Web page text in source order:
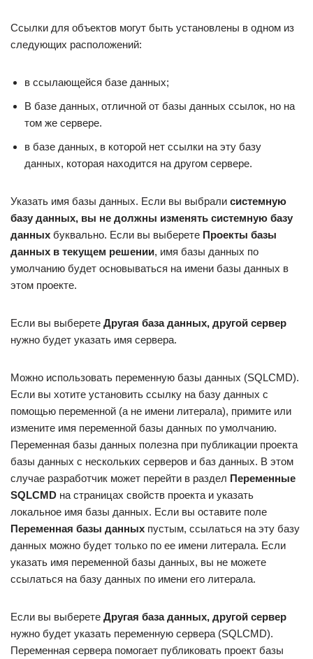
Ссылки для объектов могут быть установлены в одном из
следующих расположений:
в ссылающейся базе данных;
В базе данных, отличной от базы данных ссылок, но на
том же сервере.
в базе данных, в которой нет ссылки на эту базу
данных, которая находится на другом сервере.
Указать имя базы данных. Если вы выбрали системную
базу данных, вы не должны изменять системную базу
данных буквально. Если вы выберете Проекты базы
данных в текущем решении, имя базы данных по
умолчанию будет основываться на имени базы данных в
этом проекте.
Если вы выберете Другая база данных, другой сервер
нужно будет указать имя сервера.
Можно использовать переменную базы данных (SQLCMD).
Если вы хотите установить ссылку на базу данных с
помощью переменной (а не имени литерала), примите или
измените имя переменной базы данных по умолчанию.
Переменная базы данных полезна при публикации проекта
базы данных с нескольких серверов и баз данных. В этом
случае разработчик может перейти в раздел Переменные
SQLCMD на страницах свойств проекта и указать
локальное имя базы данных. Если вы оставите поле
Переменная базы данных пустым, ссылаться на эту базу
данных можно будет только по ее имени литерала. Если
указать имя переменной базы данных, вы не можете
ссылаться на базу данных по имени его литерала.
Если вы выберете Другая база данных, другой сервер
нужно будет указать переменную сервера (SQLCMD).
Переменная сервера помогает публиковать проект базы